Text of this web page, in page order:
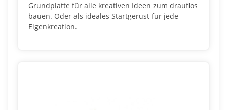
Grundplatte für alle kreativen Ideen zum drauflos
bauen. Oder als ideales Startgerüst für jede
Eigenkreation.